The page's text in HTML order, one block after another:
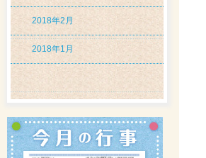
2018年2月
2018年1月